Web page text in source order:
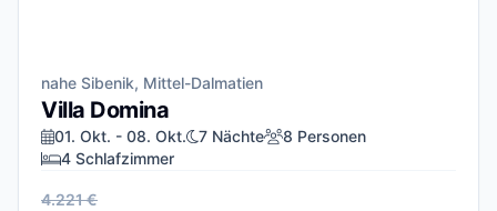
nahe Sibenik, Mittel-Dalmatien
Villa Domina
01. Okt. - 08. Okt. 7 Nächte
8 Personen
4 Schlafzimmer
4.221 €